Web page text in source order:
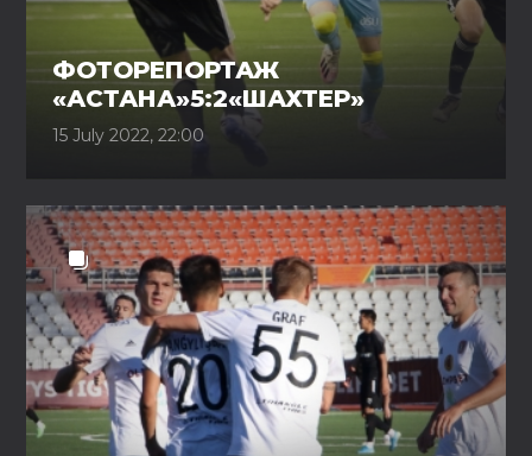
ФОТОРЕПОРТАЖ
«АСТАНА»5:2«ШАХТЕР»
15 July 2022, 22:00